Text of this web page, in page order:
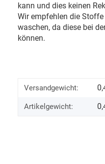
kann und dies keinen
Wir empfehlen die
waschen, da diese bei
können.
Versandgewicht:
Artikelgewicht: